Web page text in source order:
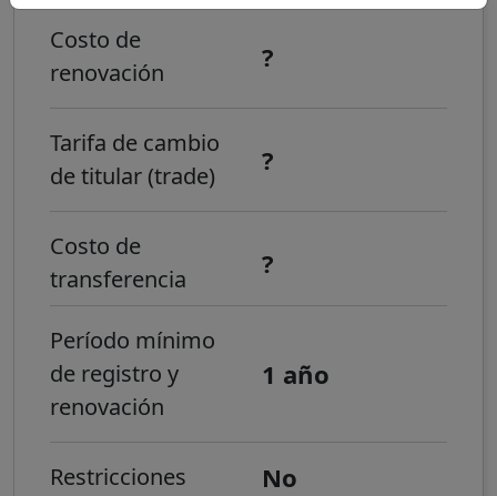
Costo de
renovación
?
Tarifa de cambio
de titular (trade)
?
Costo de
transferencia
?
Período mínimo
de registro y
renovación
1 año
Restricciones No